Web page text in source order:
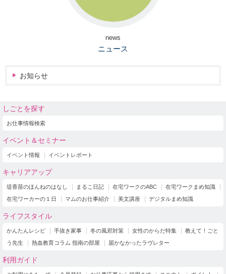
news
ニュース
お知らせ
しごとを探す
お仕事情報検索
イベント＆セミナー
イベント情報 イベントレポート
キャリアアップ
堤香苗のほんねのはなし まるこ日記 在宅ワークのABC
在宅ワークまめ知識
在宅ワーカーの１日
マムのお仕事紹介 美文講座 デジタルまめ知識
ライフスタイル
かんたんレシピ 手抜き家事 冬の風邪対策 女性のからだ特集
教えて！ごと
う先生
熱血教育コラム 指南の部屋 届かなかったラヴレター
利用ガイド